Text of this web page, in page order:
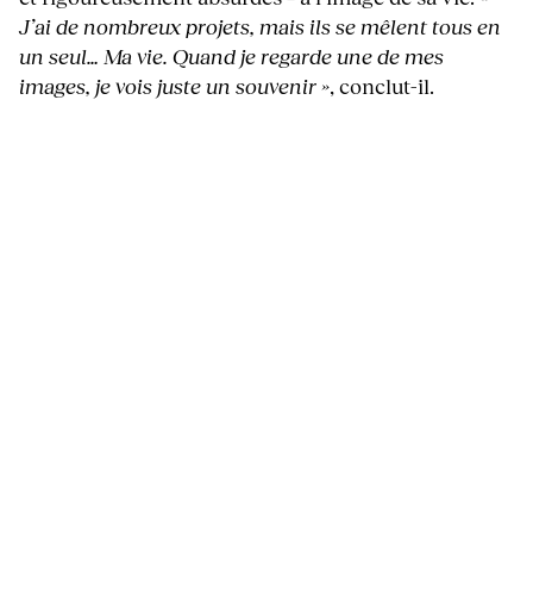
J’ai de nombreux projets, mais ils se mêlent tous en
un seul… Ma vie. Quand je regarde une de mes
images, je vois juste un souvenir », conclut-il.